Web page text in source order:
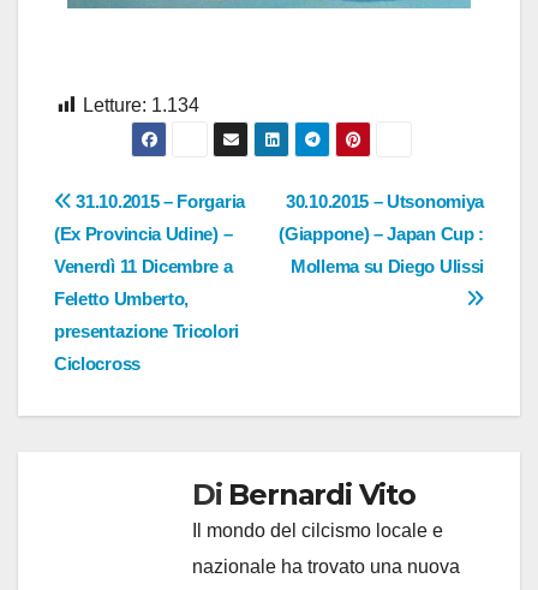
Letture: 1.134
Navigazione
articoli
30.10.2015 – Utsonomiya
(Giappone) – Japan Cup :
Mollema su Diego Ulissi
31.10.2015 – Forgaria
(Ex Provincia Udine) –
Venerdì 11 Dicembre a
Feletto Umberto,
presentazione Tricolori
Ciclocross
Di Bernardi Vito
Il mondo del cilcismo locale e
nazionale ha trovato una nuova